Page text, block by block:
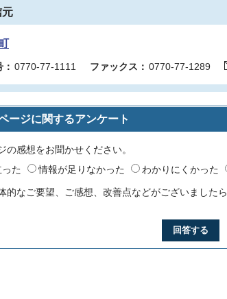
元
0770-77-1111 ファックス： 0770-77-1289
ージに関するアンケート
の感想をお聞かせください。
た
情報が足りなかった わかりにくかった
的なご要望、ご感想、改善点などがございましたら
回答する